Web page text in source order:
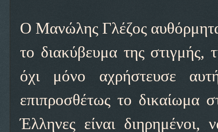
Ο Μανώλης Γλέζος
το διακύβευμα της στιγμής,
όχι μόνο αχρήστευσε
επιπροσθέτως το δικαίωμα
Έλληνες είναι διηρημένοι,